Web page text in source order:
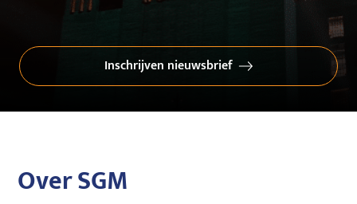
Inschrijven nieuwsbrief
Over SGM